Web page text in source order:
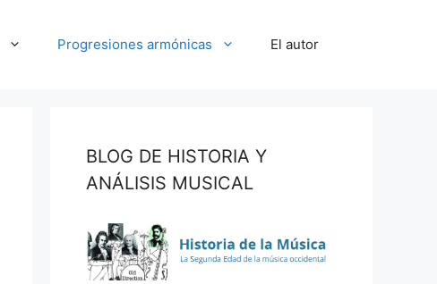
Progresiones armónicas El autor
BLOG DE HISTORIA Y
ANÁLISIS MUSICAL